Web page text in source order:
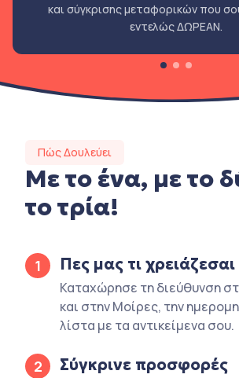
και σύγκρισης μεταφορικών που
εντελώς ΔΩΡΕΑΝ.
Πώς Δουλεύει
Με το ένα, με το
το τρία!
1 Πες μας τι χρειάζεσαι
Καταχώρησε τη διεύθυνση
και στην Μοίρες, την
λίστα με τα αντικείμενα σου.
2 Σύγκρινε προσφορές